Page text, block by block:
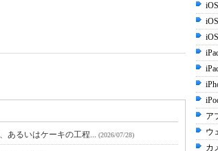
あるいはケーキの工程... (2026/07/28)
ア
ウ
カ